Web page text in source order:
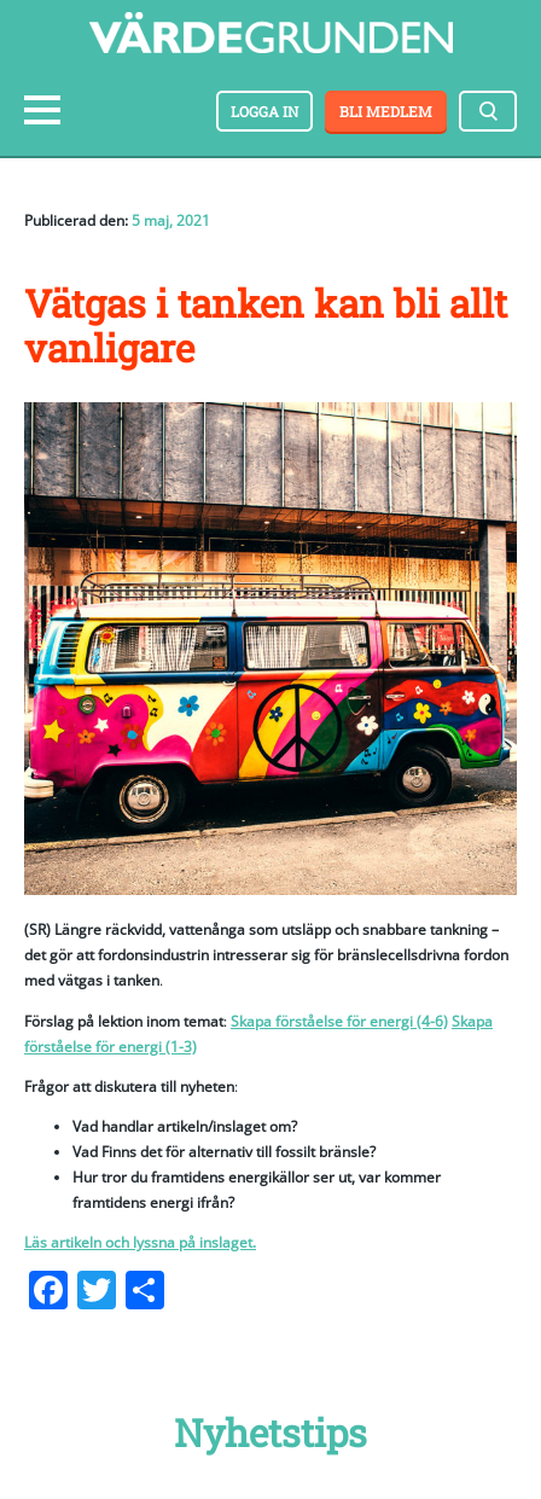
BLI MEDLEM
LOGGA IN
Publicerad den:5 maj, 2021
Vätgas i tanken kan bli allt
vanligare
(SR) Längre räckvidd, vattenånga som utsläpp och snabbare tankning –
det gör att fordonsindustrin intresserar sig för bränslecellsdrivna fordon
med vätgas i tanken.
Förslag på lektion inom temat:Skapa förståelse för energi (4-6)Skapa
förståelse för energi (1-3)
Frågor att diskutera till nyheten:
Vad handlar artikeln/inslaget om?
Vad Finns det för alternativ till fossilt bränsle?
Hur tror du framtidens energikällor ser ut, var kommer
framtidens energi ifrån?
Läs artikeln och lyssna på inslaget.
Facebook
Twitter
Nyhetstips